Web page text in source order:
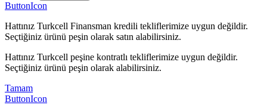
ButtonIcon
Hattınız Turkcell Finansman kredili tekliflerimize uygun değildir.
Seçtiğiniz ürünü peşin olarak satın alabilirsiniz.
Hattınız Turkcell peşine kontratlı tekliflerimize uygun değildir.
Seçtiğiniz ürünü peşin olarak alabilirsiniz.
Tamam
ButtonIcon